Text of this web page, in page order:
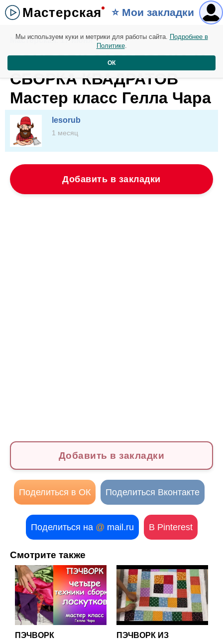
Мастерская ⭐️ Мои закладки
Мастерская. 17 июня
ПЭЧВОРК ЗАГОТОВКА И
СБОРКА КВАДРАТОВ
Мастер класс Гелла Чара
lesorub
1 месяц
Добавить в закладки
Добавить в закладки
Поделиться в ОК Поделиться Вконтакте
Поделиться на @ mail.ru В Pinterest
Смотрите также
ПЭЧВОРК
ПЭЧВОРК ИЗ
Мы используем куки и метрики для работы сайта. Подробнее в
Политике.
ОК